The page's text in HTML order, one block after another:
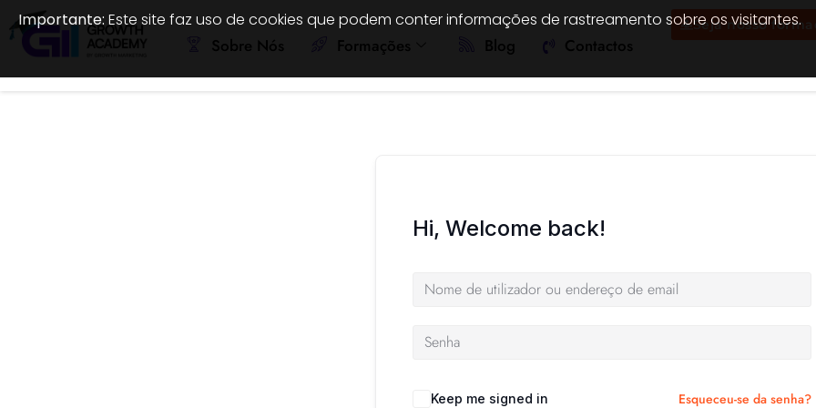
Sobre Nós Formações Blog Contactos
Seja nosso
Hi, Welcome back!
Keep me signed in Esqueceu-se da senha?
Importante: Este site faz uso de cookies que podem conter informações de rastreamento sobre os visitantes.